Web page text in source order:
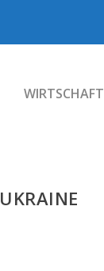
WIRTSCHAFT